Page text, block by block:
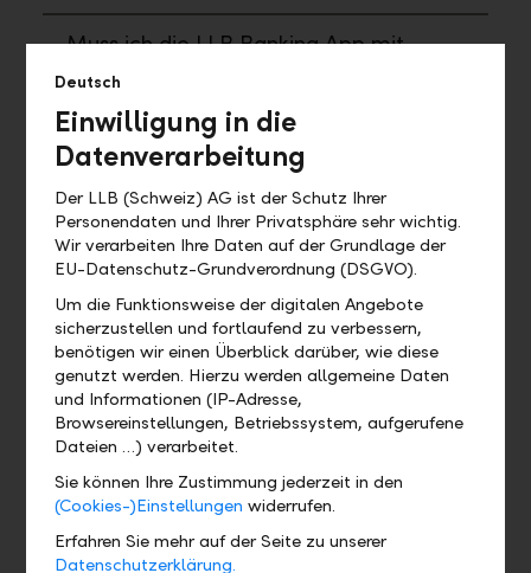
Muss ich die LLB Banking App mit
allen Funktionen verwenden?
Wo kann ich das QR-Zahlteil
finden?
Wo finde ich mein eBill Postfach?
Gibt es eine Demoversion und wo
finde ich sie?
Wo finde ich das Profil?
Wo sehe ich welches Bankpaket ich
Deutsch
Einwilligung in die
Datenverarbeitung
Der LLB (Schweiz) AG ist der Schutz Ihrer
Personendaten und Ihrer Privatsphäre sehr wichtig.
Wir verarbeiten Ihre Daten auf der Grundlage der
EU-Datenschutz-Grundverordnung (DSGVO).
Um die Funktionsweise der digitalen Angebote
sicherzustellen und fortlaufend zu verbessern,
benötigen wir einen Überblick darüber, wie diese
genutzt werden. Hierzu werden allgemeine Daten
und Informationen (IP-Adresse,
Browsereinstellungen, Betriebssystem, aufgerufene
Dateien …) verarbeitet.
Sie können Ihre Zustimmung jederzeit in den
(Cookies-)Einstellungen widerrufen.
Erfahren Sie mehr auf der Seite zu unserer
Datenschutzerklärung.